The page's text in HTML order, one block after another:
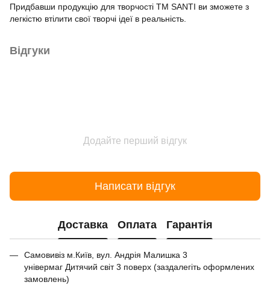
Придбавши продукцію для творчості ТМ SANTI ви зможете з
легкістю втілити свої творчі ідеї в реальність.
Відгуки
Додайте перший відгук
Написати відгук
Доставка Оплата Гарантія
Самовивіз м.Київ, вул. Андрія Малишка 3
універмаг Дитячий світ 3 поверх (заздалегіть оформлених
замовлень)